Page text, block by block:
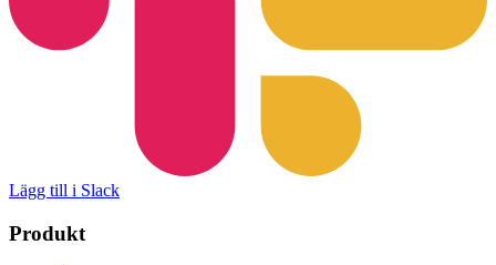
Lägg till i Slack
Produkt